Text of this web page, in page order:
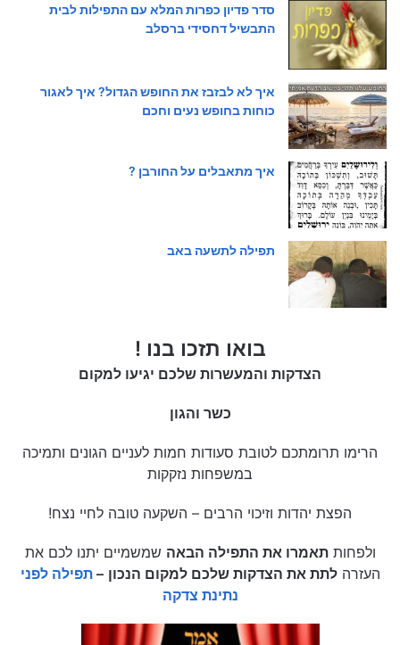
סדר פדיון כפרות המלא עם התפילות לבית
התבשיל דחסידי ברסלב
איך לא לבזבז את החופש הגדול? איך לאגור
כוחות בחופש נעים וחכם
איך מתאבלים על החורבן ?
תפילה לתשעה באב
בואו תזכו בנו !
הצדקות והמעשרות שלכם יגיעו למקום
כשר והגון
הרימו תרומתכם לטובת סעודות חמות לעניים הגונים ותמיכה
במשפחות נזקקות
הפצת יהדות וזיכוי הרבים – השקעה טובה לחיי נצח!
ולפחותתאמרו את התפילה הבאה שמשמיים יתנו לכם את
העזרהלתת את הצדקות שלכם למקום הנכון –תפילה לפני
נתינת צדקה